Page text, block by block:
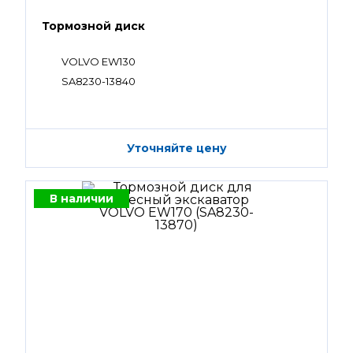
Тормозной диск
VOLVO EW130
SA8230-13840
Уточняйте цену
В наличии